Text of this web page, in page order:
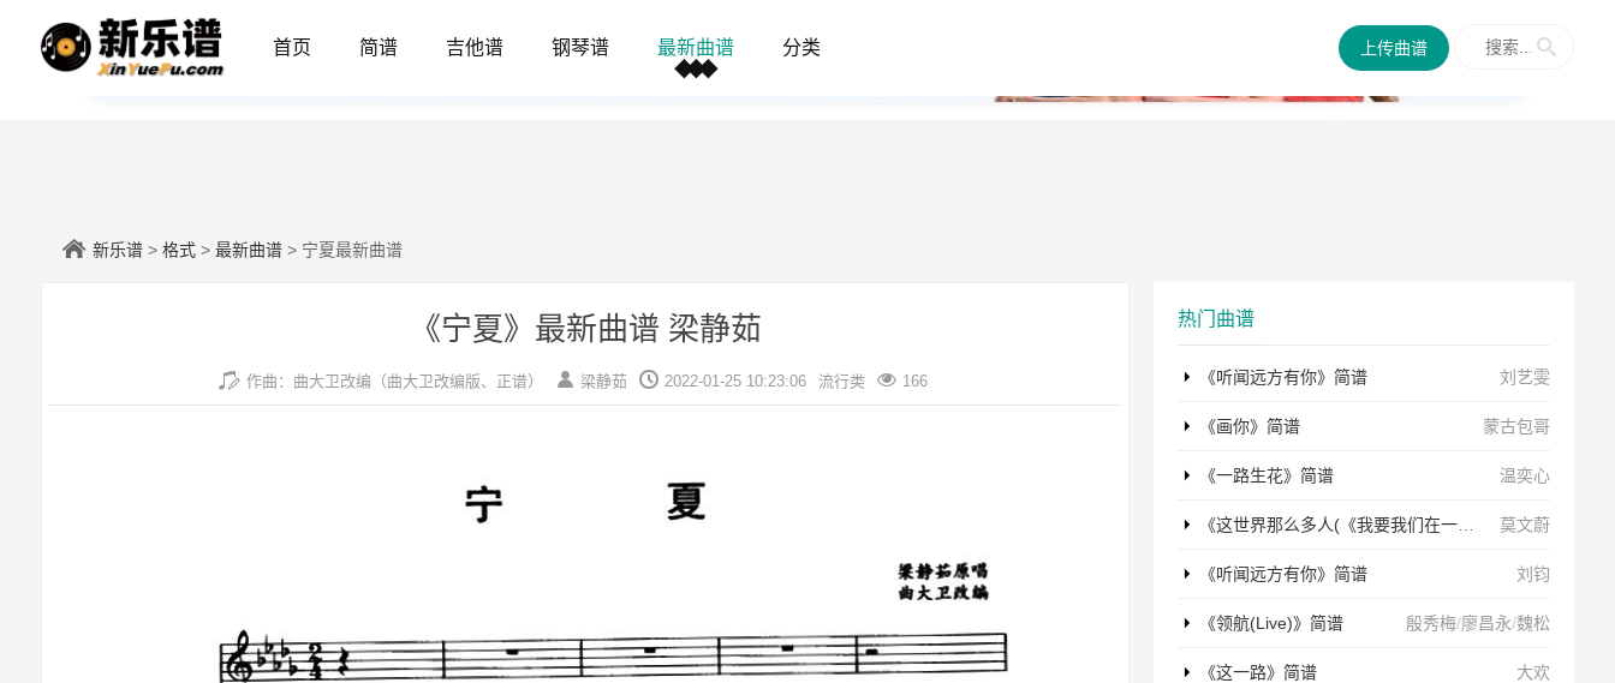
首页 简谱 吉他谱 钢琴谱 最新曲谱 分类 上传曲谱
新乐谱 > 格式 > 最新曲谱 > 宁夏最新曲谱
《宁夏》最新曲谱 梁静茹
作曲：曲大卫改编（曲大卫改编版、正谱） 梁静茹 2022-01-25 10:23:06 流行类 166
热门曲谱
刘艺雯
《听闻远方有你》简谱
蒙古包哥
《画你》简谱
温奕心
《一路生花》简谱
莫文蔚
《这世界那么多人(《我要我们在一起》电影主题曲)》简谱
刘钧
《听闻远方有你》简谱
殷秀梅/廖昌永/魏松
《领航(Live)》简谱
大欢
《这一路》简谱